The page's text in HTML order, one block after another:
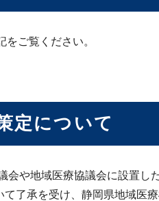
ご覧ください。
定について
会や地域医療協議会に設置し
了承を受け、静岡県地域医療